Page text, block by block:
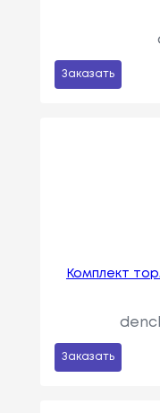
Заказать
Комплект
Заказать